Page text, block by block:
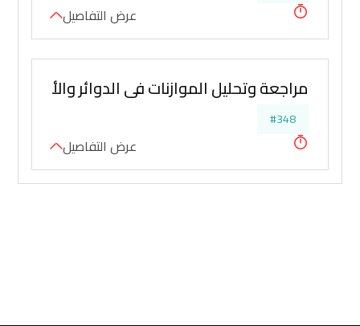
عرض التفاصيل
مراجعة وتحليل الموازنات في الدوائر والأجهزة
#348
عرض التفاصيل